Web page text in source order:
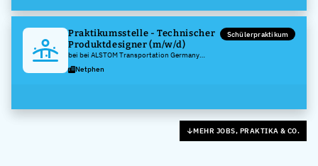
Praktikumsstelle - Technischer
Produktdesigner (m/w/d)
bei bei ALSTOM Transportation Germany
GmbH
Schülerpraktikum
Netphen
MEHR JOBS, PRAKTIKA & CO.